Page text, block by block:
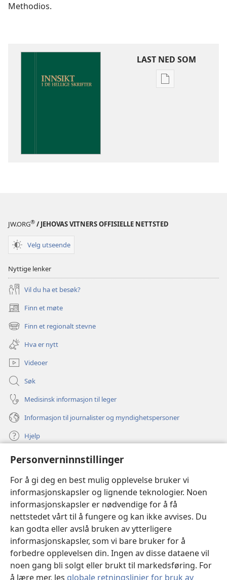
Personverninnstillinger
For å gi deg en best mulig opplevelse bruker vi
informasjonskapsler og lignende teknologier. Noen
informasjonskapsler er nødvendige for å få
nettstedet vårt til å fungere og kan ikke avvises. Du
kan godta eller avslå bruken av ytterligere
informasjonskapsler, som vi bare bruker for å
forbedre opplevelsen din. Ingen av disse dataene vil
noen gang bli solgt eller brukt til markedsføring. For
å lære mer, les globale retningslinjer for bruk av
Methodios.
LAST NED SOM
JW.ORG® / JEHOVAS VITNERS OFFISIELLE NETTSTED
Velg utseende
Nyttige lenker
Vil du ha et besøk?
Finn et møte
(åpner
nytt
vindu)
Finn et regionalt stevne
(åpner
nytt
vindu)
Hva er nytt
Videoer
Søk
Medisinsk informasjon til leger
Informasjon til journalister og myndighetspersoner
Hjelp
Bidrag
(åpner
nytt
vindu)Watchtower ONLINE LIBRARY™
(åpner
nytt
vindu) JW Hub ®
(åpner
nytt
vindu)JW Library ®
Watchtower Library